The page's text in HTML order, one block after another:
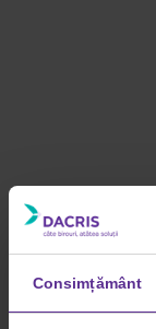
Consimțământ